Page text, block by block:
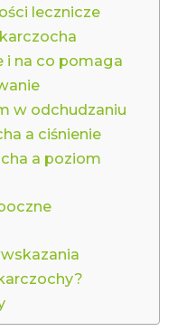
lecznicze
i na co pomaga
w odchudzaniu
a ciśnienie
a poziom